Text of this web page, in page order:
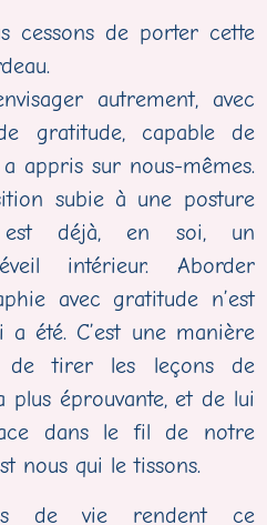
cessons de porter cette
autrement, avec
gratitude, capable de
appris sur nous-mêmes.
subie à une posture
est déjà, en soi, un
intérieur. Aborder
avec gratitude n’est
été. C’est une manière
de tirer les leçons de
plus éprouvante, et de lui
dans le fil de notre
nous qui le tissons.
de vie rendent ce